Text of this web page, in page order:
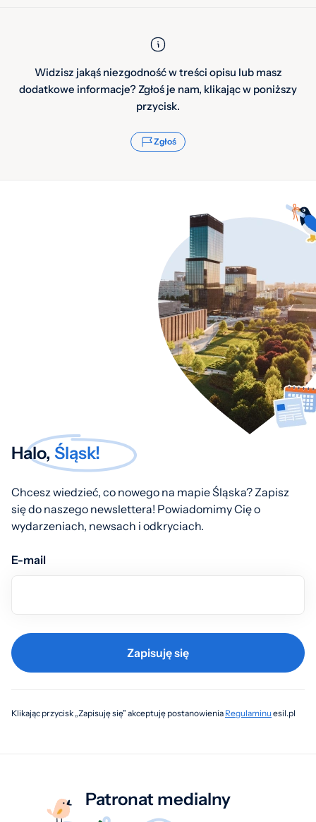
Widzisz jakąś niezgodność w treści opisu lub masz
dodatkowe informacje? Zgłoś je nam, klikając w poniższy
przycisk.
Zgłoś
Halo, Śląsk!
Chcesz wiedzieć, co nowego na mapie Śląska? Zapisz
się do naszego newslettera! Powiadomimy Cię o
wydarzeniach, newsach i odkryciach.
E-mail
Zapisuję się
Klikając przycisk „Zapisuję się” akceptuję postanowienia Regulaminuesil.pl
Patronat medialny